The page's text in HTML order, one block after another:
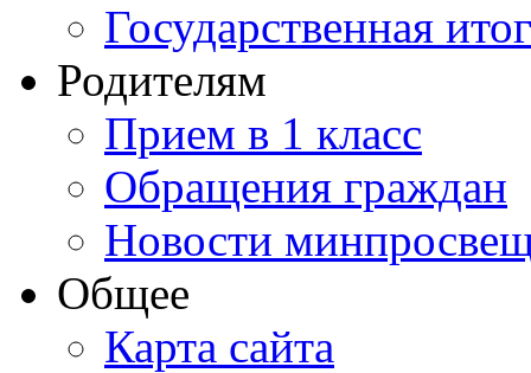
Государственная
Родителям
Прием в 1 класс
Обращения граждан
Новости
Общее
Карта сайта